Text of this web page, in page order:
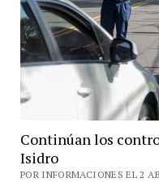
Continúan los
Isidro
POR INFORMACIONES EL 2